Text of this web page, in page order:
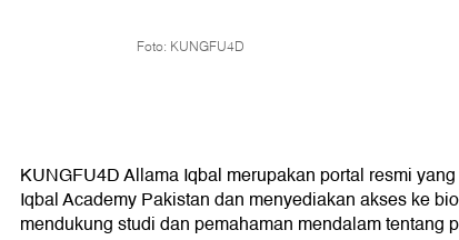
Foto: KUNGFU4D
KUNGFU4D Allama Iqbal merupakan portal resmi
Iqbal Academy Pakistan dan menyediakan akses ke
mendukung studi dan pemahaman mendalam tentang